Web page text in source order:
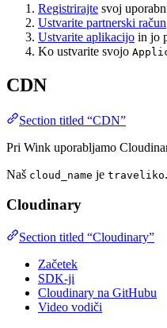
Registrirajte svoj
Ustvarite partnerski račun
Ustvarite aplikacijo in jo
Ko ustvarite svojo
CDN
Section titled “CDN”
Pri Wink uporabljamo
Naš cloud_name je traveliko.
Cloudinary
Section titled “Cloudinary”
Začetek
SDK-ji
Cloudinary na GitHubu
Video vodiči